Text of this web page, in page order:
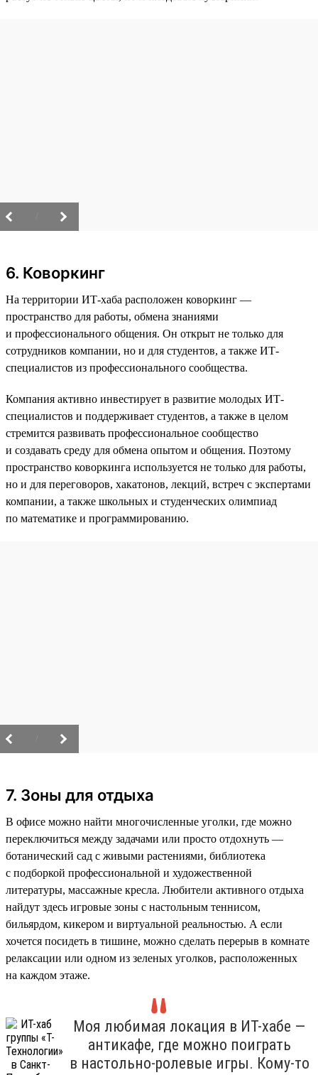
6. Коворкинг
На территории ИТ-хаба расположен коворкинг —
пространство для работы, обмена знаниями
и профессионального общения. Он открыт не только для
сотрудников компании, но и для студентов, а также ИТ-
специалистов из профессионального сообщества.
Компания активно инвестирует в развитие молодых ИТ-
специалистов и поддерживает студентов, а также в целом
стремится развивать профессиональное сообщество
и создавать среду для обмена опытом и общения. Поэтому
пространство коворкинга используется не только для работы,
но и для переговоров, хакатонов, лекций, встреч с экспертами
компании, а также школьных и студенческих олимпиад
по математике и программированию.
7. Зоны для отдыха
В офисе можно найти многочисленные уголки, где можно
переключиться между задачами или просто отдохнуть —
ботанический сад с живыми растениями, библиотека
с подборкой профессиональной и художественной
литературы, массажные кресла. Любители активного отдыха
найдут здесь игровые зоны с настольным теннисом,
бильярдом, кикером и виртуальной реальностью. А если
хочется посидеть в тишине, можно сделать перерыв в комнате
релаксации или одном из зеленых уголков, расположенных
на каждом этаже.
Моя любимая локация в ИТ-хабе —
антикафе, где можно поиграть
в настольно-ролевые игры. Кому-то